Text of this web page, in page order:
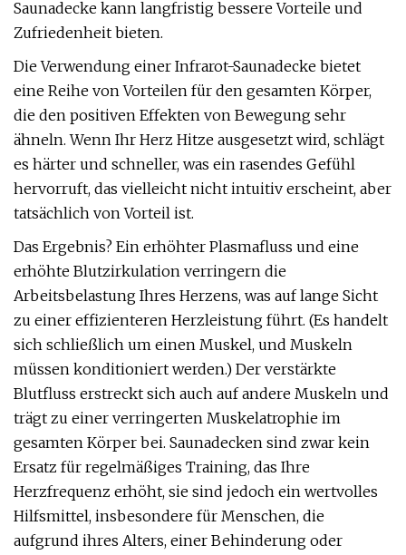
Saunadecke kann langfristig bessere Vorteile und
Zufriedenheit bieten.
Die Verwendung einer Infrarot-Saunadecke bietet
eine Reihe von Vorteilen für den gesamten Körper,
die den positiven Effekten von Bewegung sehr
ähneln. Wenn Ihr Herz Hitze ausgesetzt wird, schlägt
es härter und schneller, was ein rasendes Gefühl
hervorruft, das vielleicht nicht intuitiv erscheint, aber
tatsächlich von Vorteil ist.
Das Ergebnis? Ein erhöhter Plasmafluss und eine
erhöhte Blutzirkulation verringern die
Arbeitsbelastung Ihres Herzens, was auf lange Sicht
zu einer effizienteren Herzleistung führt. (Es handelt
sich schließlich um einen Muskel, und Muskeln
müssen konditioniert werden.) Der verstärkte
Blutfluss erstreckt sich auch auf andere Muskeln und
trägt zu einer verringerten Muskelatrophie im
gesamten Körper bei. Saunadecken sind zwar kein
Ersatz für regelmäßiges Training, das Ihre
Herzfrequenz erhöht, sie sind jedoch ein wertvolles
Hilfsmittel, insbesondere für Menschen, die
aufgrund ihres Alters, einer Behinderung oder